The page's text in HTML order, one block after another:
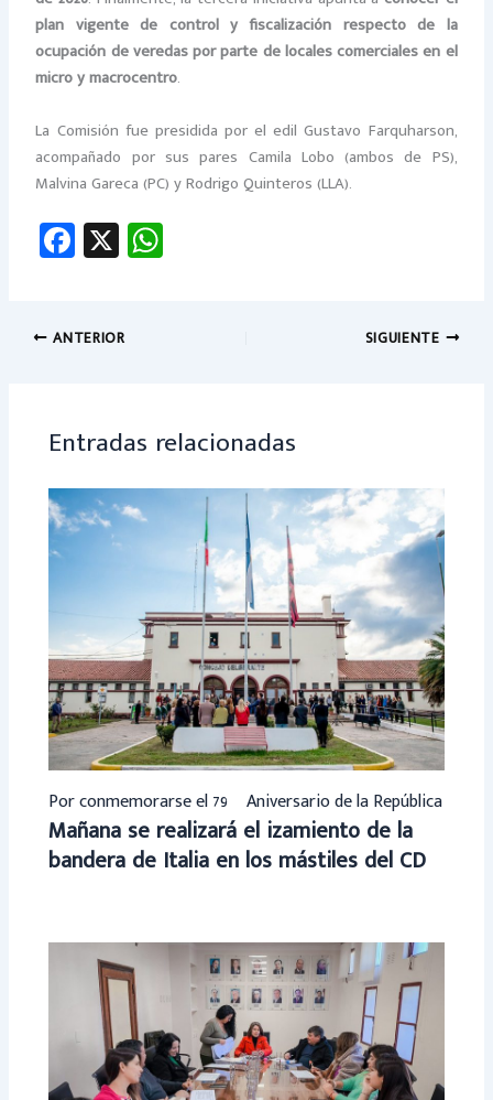
plan vigente de control y fiscalización respecto de la
ocupación de veredas por parte de locales comerciales en el
micro y macrocentro.
La Comisión fue presidida por el edil Gustavo Farquharson,
acompañado por sus pares Camila Lobo (ambos de PS),
Malvina Gareca (PC) y Rodrigo Quinteros (LLA).
Fa
ce
o
X
ANTERIOR SIGUIENTE
Entradas relacionadas
Por conmemorarse el 79º Aniversario de la República
Mañana se realizará el izamiento de la
bandera de Italia en los mástiles del CD